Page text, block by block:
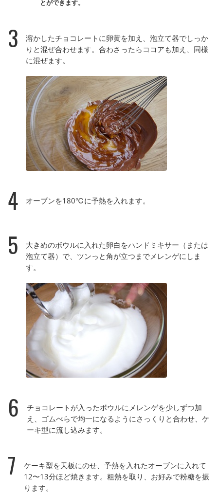
とができます。
3
溶かしたチョコレートに卵黄を加え、泡立て器でしっか
りと混ぜ合わせます。合わさったらココアも加え、同様
に混ぜます。
4 オーブンを180℃に予熱を入れます。
5
大きめのボウルに入れた卵白をハンドミキサー（または
泡立て器）で、ツンっと角が立つまでメレンゲにしま
す。
6
チョコレートが入ったボウルにメレンゲを少しずつ加
え、ゴムべらで均一になるようにさっくりと合わせ、ケ
ーキ型に流し込みます。
7
ケーキ型を天板にのせ、予熱を入れたオーブンに入れて
12〜13分ほど焼きます。粗熱を取り、お好みで粉糖を振
ります。